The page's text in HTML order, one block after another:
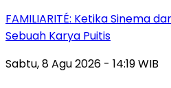
FAMILIARITÉ: Ketika Sinema
Sebuah Karya Puitis
Sabtu, 8 Agu 2026 - 14:19 WIB